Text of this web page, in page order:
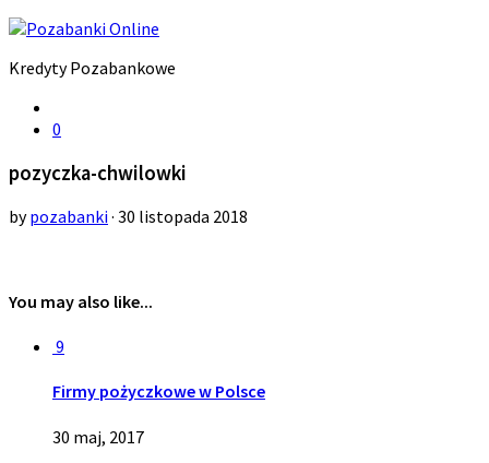
Kredyty Pozabankowe
0
pozyczka-chwilowki
bypozabanki· 30 listopada 2018
You may also like...
9
Firmy pożyczkowe w Polsce
30 maj, 2017